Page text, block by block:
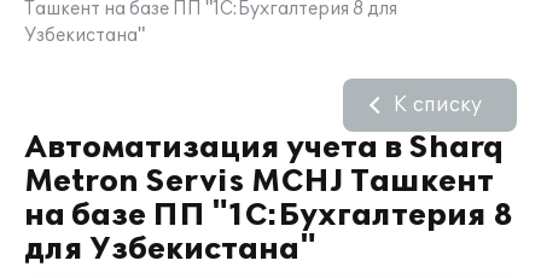
Ташкент на базе ПП "1С:Бухгалтерия 8 для
Узбекистана"
Автоматизация учета в Sharq
Metron Servis MCHJ Ташкент
на базе ПП "1С:Бухгалтерия 8
для Узбекистана"
К списку